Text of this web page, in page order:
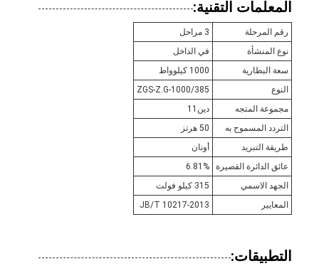
المعلمات التقنية:
رقم المرحلة
3 مراحل
نوع المنشأة
في الداخل
سعة البطارية
1000 كيلوواط
النوع
ZGS-Z.G-1000/385
مجموعة المتجه
دين11
التردد المسموح به
50 هرتز
طريقة التبريد
أونان
عائق الدائرة القصيرة
6.81%
الجهد الاسمي
315 كيلو فولت
المعايير
JB/T 10217-2013
التطبيقات: